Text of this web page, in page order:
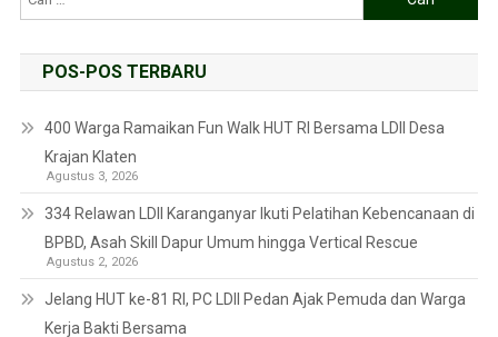
POS-POS TERBARU
400 Warga Ramaikan Fun Walk HUT RI Bersama LDII Desa
Krajan Klaten
Agustus 3, 2026
334 Relawan LDII Karanganyar Ikuti Pelatihan Kebencanaan di
BPBD, Asah Skill Dapur Umum hingga Vertical Rescue
Agustus 2, 2026
Jelang HUT ke-81 RI, PC LDII Pedan Ajak Pemuda dan Warga
Kerja Bakti Bersama